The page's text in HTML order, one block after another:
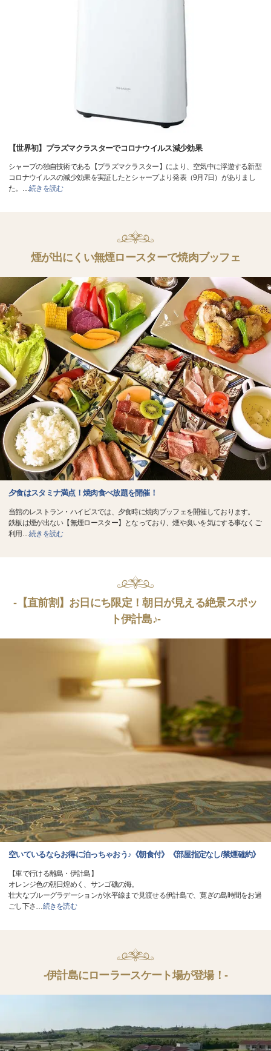
【世界初】プラズマクラスターでコロナウイルス減少効果
シャープの独自技術である【プラズマクラスター】により、空気中に浮遊する新型
コロナウイルスの減少効果を実証したとシャープより発表（9月7日）がありまし
た。 …続きを読む
煙が出にくい無煙ロースターで焼肉ブッフェ
夕食はスタミナ満点！焼肉食べ放題を開催！
当館のレストラン・ハイビスでは、夕食時に焼肉ブッフェを開催しております。
鉄板は煙が出ない【無煙ロースター】となっており、煙や臭いを気にする事なくご
利用 …続きを読む
-【直前割】お日にち限定！朝日が見える絶景スポッ
ト伊計島♪-
空いているならお得に泊っちゃおう♪《朝食付》《部屋指定なし/禁煙確約》
【車で行ける離島・伊計島】
オレンジ色の朝日煌めく、サンゴ礁の海。
壮大なブルーグラデーションが水平線まで見渡せる伊計島で、寛ぎの島時間をお過
ごし下さ…続きを読む
-伊計島にローラースケート場が登場！-